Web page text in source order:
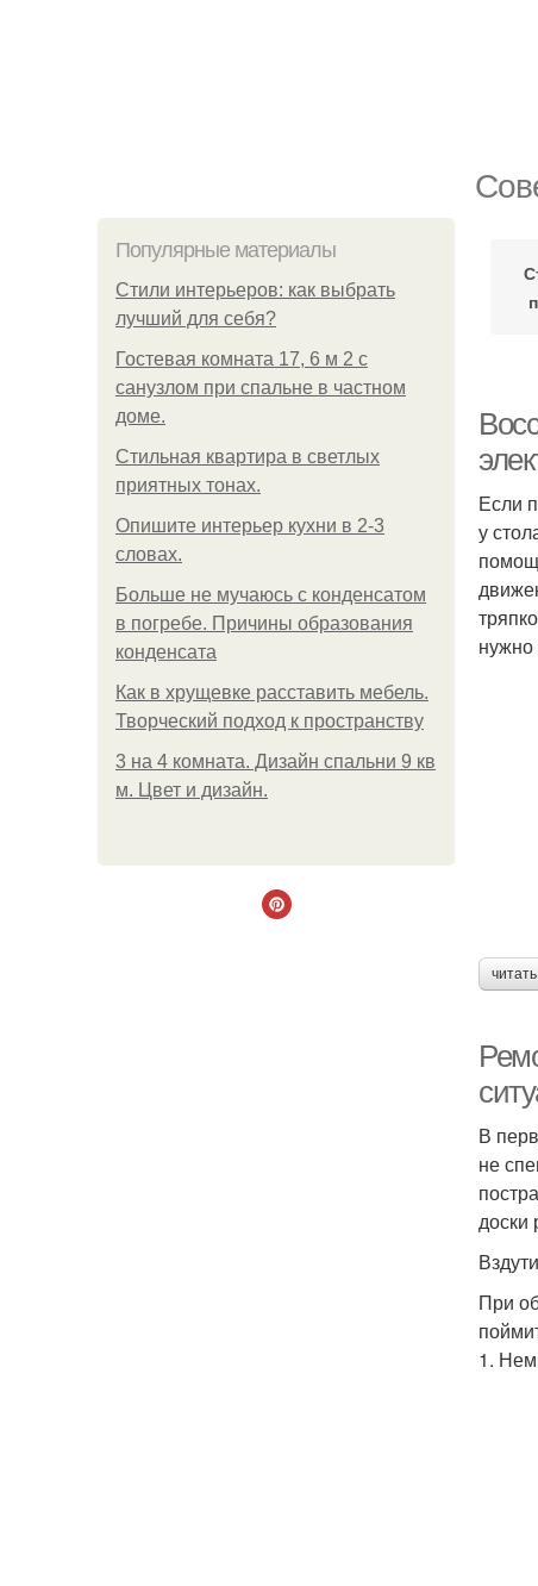
Популярные материалы
Стили интерьеров: как выбрать
лучший для себя?
Гостевая комната 17, 6 м 2 с
санузлом при спальне в частном
доме.
Стильная квартира в светлых
приятных тонах.
Опишите интерьер кухни в 2-3
словах.
Больше не мучаюсь с конденсатом
в погребе. Причины образования
конденсата
Как в хрущевке расставить мебель.
Творческий подход к пространству
3 на 4 комната. Дизайн спальни 9 кв
м. Цвет и дизайн.
Если
у
нужно
В
не
доски
При
1.